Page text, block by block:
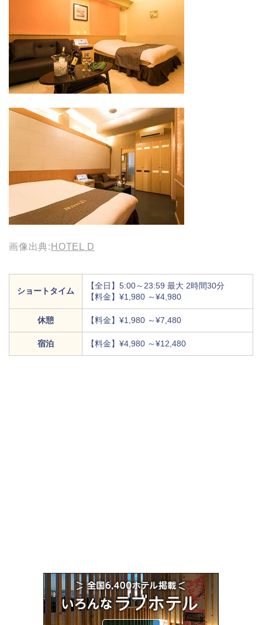
画像出典: HOTEL D
ショートタイム
【全日】5:00～23:59 最大 2時間30分
【料金】¥1,980 ～¥4,980
休憩 【料金】¥1,980 ～¥7,480
宿泊 【料金】¥4,980 ～¥12,480